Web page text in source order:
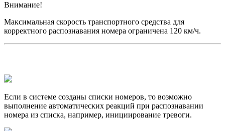
Внимание!
Максимальная скорость транспортного средства для
корректного распознавания номера ограничена 120 км/ч.
Если в системе созданы списки номеров, то возможно
выполнение автоматических реакций при распознавании
номера из списка, например, инициирование тревоги.